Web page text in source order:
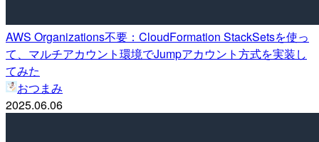
AWS Organizations不要：CloudFormation StackSetsを使っ
て、マルチアカウント環境でJumpアカウント方式を実装し
てみた
おつまみ
2025.06.06